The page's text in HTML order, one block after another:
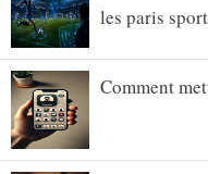
les paris
Comment